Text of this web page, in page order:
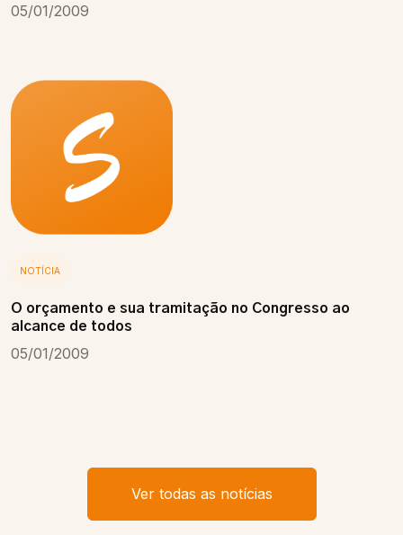
05/01/2009
NOTÍCIA
O orçamento e sua tramitação no Congresso ao
alcance de todos
05/01/2009
Ver todas as notícias